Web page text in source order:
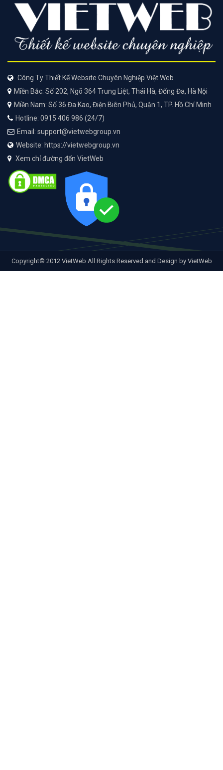
Công Ty Thiết Kế Website Chuyên Nghiệp Việt Web
Miền Bắc: Số 202, Ngõ 364 Trung Liệt, Thái Hà, Đống Đa, Hà Nội
Miền Nam: Số 36 Đa Kao, Điện Biên Phủ, Quận 1, TP. Hồ Chí Minh
Hotline: 0915 406 986 (24/7)
Email: support@vietwebgroup.vn
Website: https://vietwebgroup.vn
Xem chỉ đường đến VietWeb
Copyright© 2012 VietWeb All Rights Reserved and Design by VietWeb